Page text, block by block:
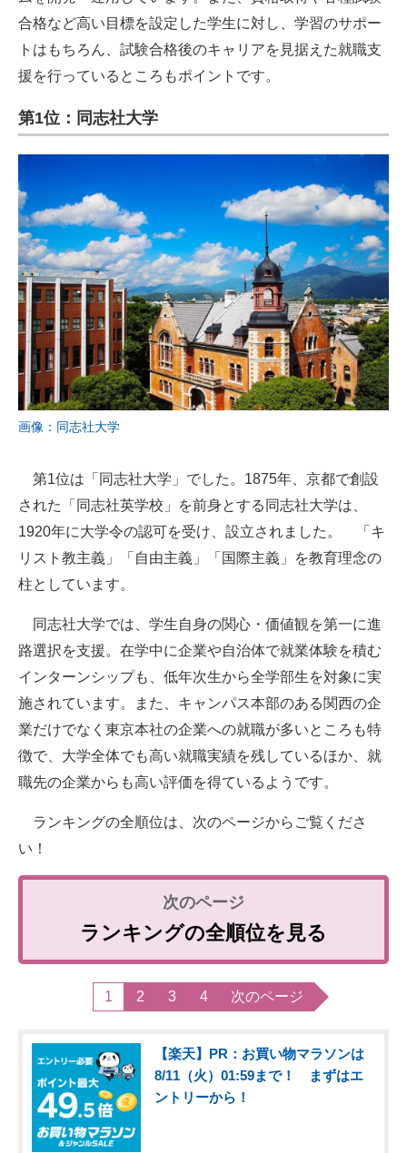
合格など高い目標を設定した学生に対し、学習のサポー
トはもちろん、試験合格後のキャリアを見据えた就職支
援を行っているところもポイントです。
第1位：同志社大学
画像：同志社大学
第1位は「同志社大学」でした。1875年、京都で創設
された「同志社英学校」を前身とする同志社大学は、
1920年に大学令の認可を受け、設立されました。 「キ
リスト教主義」「自由主義」「国際主義」を教育理念の
柱としています。
同志社大学では、学生自身の関心・価値観を第一に進
路選択を支援。在学中に企業や自治体で就業体験を積む
インターンシップも、低年次生から全学部生を対象に実
施されています。また、キャンパス本部のある関西の企
業だけでなく東京本社の企業への就職が多いところも特
徴で、大学全体でも高い就職実績を残しているほか、就
職先の企業からも高い評価を得ているようです。
ランキングの全順位は、次のページからご覧くださ
い！
ランキングの全順位を見る
1 2 3 4 次のページ
【楽天】PR：お買い物マラソンは
8/11（火）01:59まで！ まずはエ
ントリーから！